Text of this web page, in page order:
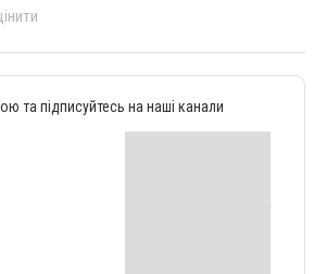
та підписуйтесь на наші канали